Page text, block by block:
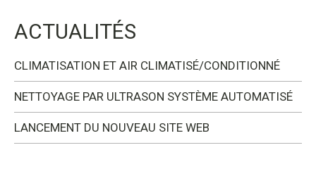
ACTUALITÉS
CLIMATISATION ET AIR CLIMATISÉ/CONDITIONNÉ
NETTOYAGE PAR ULTRASON SYSTÈME AUTOMATISÉ
LANCEMENT DU NOUVEAU SITE WEB